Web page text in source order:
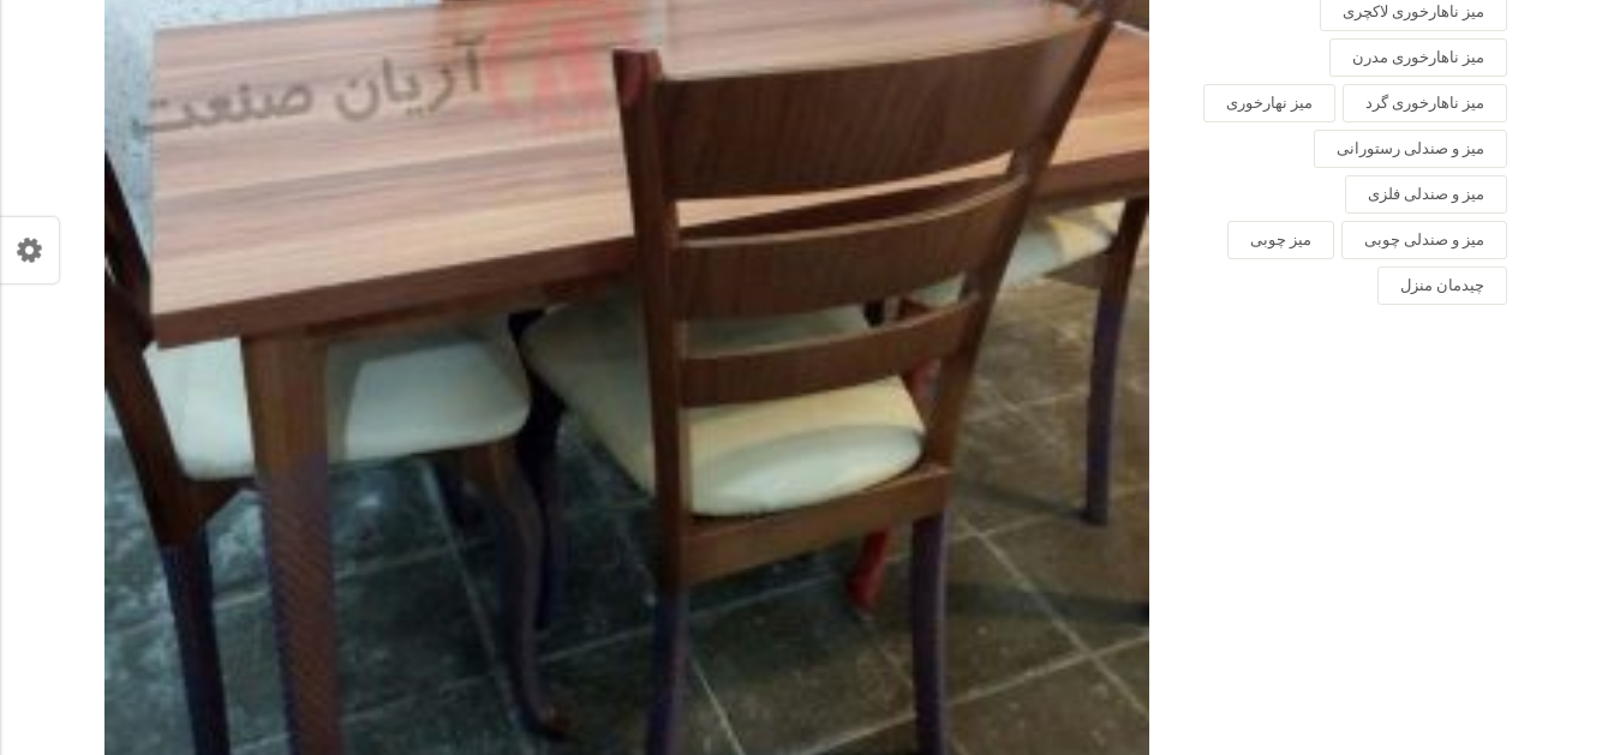
میز ناهارخوری لاکچری
میز ناهارخوری مدرن
میز ناهارخوری گرد میز نهارخوری
میز و صندلی رستورانی
میز و صندلی فلزی
میز و صندلی چوبی میز چوبی
چیدمان منزل